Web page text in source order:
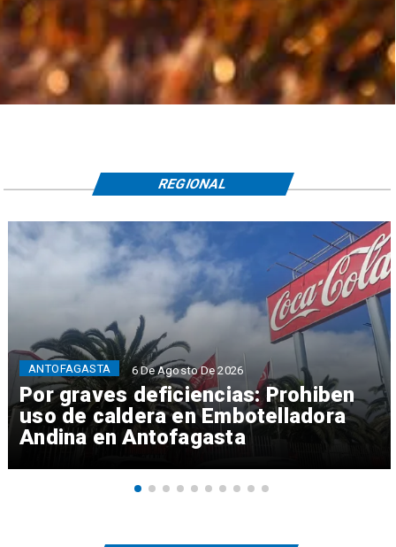
Por graves deficiencias: Prohiben
uso de caldera en Embotelladora
Andina en Antofagasta
ANTOFAGASTA 6 De Agosto De 2026
REGIONAL